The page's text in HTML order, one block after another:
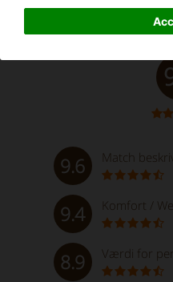
9.6 Match
9.4 Komfort /
8.9 Værdi for